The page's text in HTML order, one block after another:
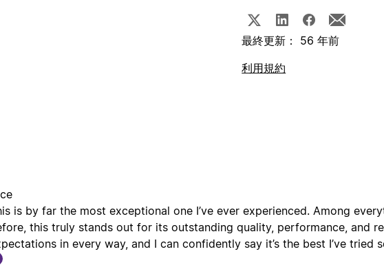
最終更新： 56 年前
利用規約
is by far the most exceptional one I’ve ever experienced. Among
this truly stands out for its outstanding quality, performance, and
in every way, and I can confidently say it’s the best I’ve tried